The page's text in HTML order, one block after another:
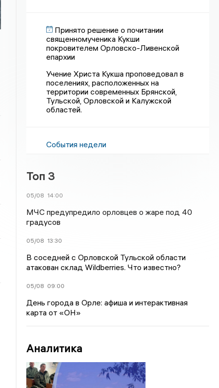
Принято решение о почитании
священномученика Кукши
покровителем Орловско-Ливенской
епархии
Учение Христа Кукша проповедовал в
поселениях, расположенных на
территории современных Брянской,
Тульской, Орловской и Калужской
областей.
События недели
Топ 3
05/08 14:00
МЧС предупредило орловцев о жаре под 40
градусов
05/08 13:30
В соседней с Орловской Тульской области
атакован склад Wildberries. Что известно?
05/08 09:00
День города в Орле: афиша и интерактивная
карта от «ОН»
Аналитика